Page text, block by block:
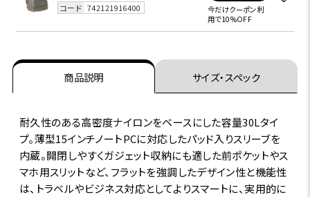
コード 742121916400
今だけクーポン利
用で10%OFF
商品説明 サイズ・スペック
耐久性のある高密度ナイロンをベースにした容量30Lタイ
プ。薄型15インチノートPCに対応したパッド入りスリーブを
内蔵。開閉しやすくガジェット収納にも適した前ポケットやス
マホ用スリットなど、フラットを強調したデザイン性と機能性
は、トラベルやビジネス対応としてよりスマートに、実用的に